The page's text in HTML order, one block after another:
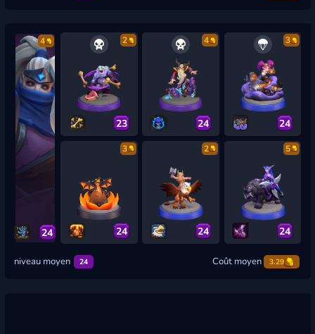
4
24
2
23
4
24
3
24
3
24
2
24
5
24
niveau moyen 24 Coût moyen 3.29